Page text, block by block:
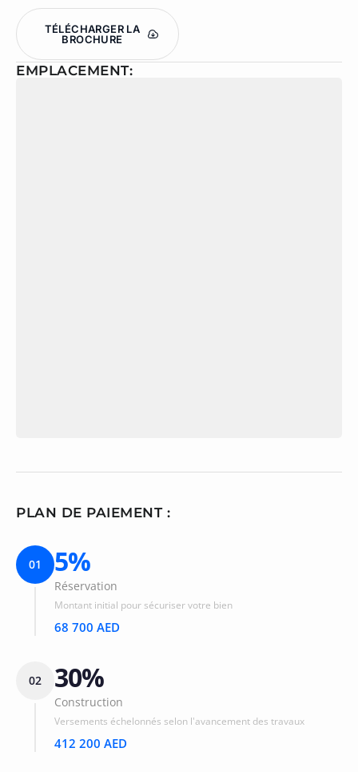
TÉLÉCHARGER LA
BROCHURE
EMPLACEMENT:
PLAN DE PAIEMENT :
01 5%
Réservation
Montant initial pour sécuriser votre bien
68 700 AED
02 30%
Construction
Versements échelonnés selon l'avancement des travaux
412 200 AED